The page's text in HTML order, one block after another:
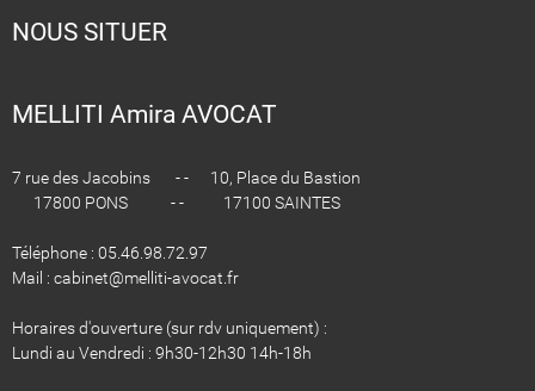
NOUS SITUER
MELLITI Amira AVOCAT
7 rue des Jacobins - - 10, Place du Bastion
17800 PONS - - 17100 SAINTES
Téléphone : 05.46.98.72.97
Mail : cabinet@melliti-avocat.fr
Horaires d'ouverture (sur rdv uniquement) :
Lundi au Vendredi : 9h30-12h30 14h-18h